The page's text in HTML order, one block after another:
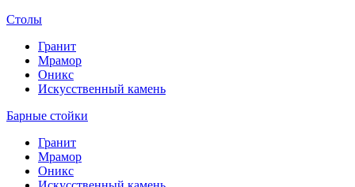
Столы
Гранит
Мрамор
Оникс
Искусственный камень
Барные стойки
Гранит
Мрамор
Оникс